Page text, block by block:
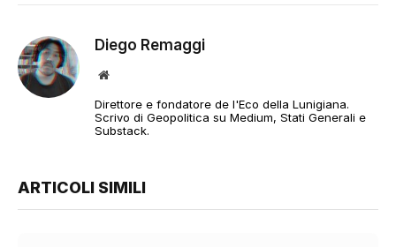
Diego Remaggi
Sito
Direttore e fondatore de l'Eco della Lunigiana.
Scrivo di Geopolitica su Medium, Stati Generali e
Substack.
ARTICOLI SIMILI